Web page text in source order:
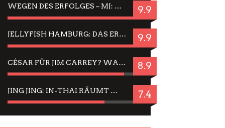
WEGEN DES ERFOLGES – MJ: MICHAEL JACKSON MUSICAL IN EINER MATINEE SEHEN 9.9
JELLYFISH HAMBURG: DAS ERFOLGREICHE SOMMER-MENÜ 2025 IN GEFÜHLEN UND BILDERN 9.9
CÉSAR FÜR JIM CARREY? WARUM DAS EINER DER NERVIGSTEN ACTORS IST UND BLEIBT 8.9
JING JING: IN-THAI RÄUMT WIEDER TITEL AB – EIN ZWEI-STUNDEN-ERLEBNISBERICHT 7.4